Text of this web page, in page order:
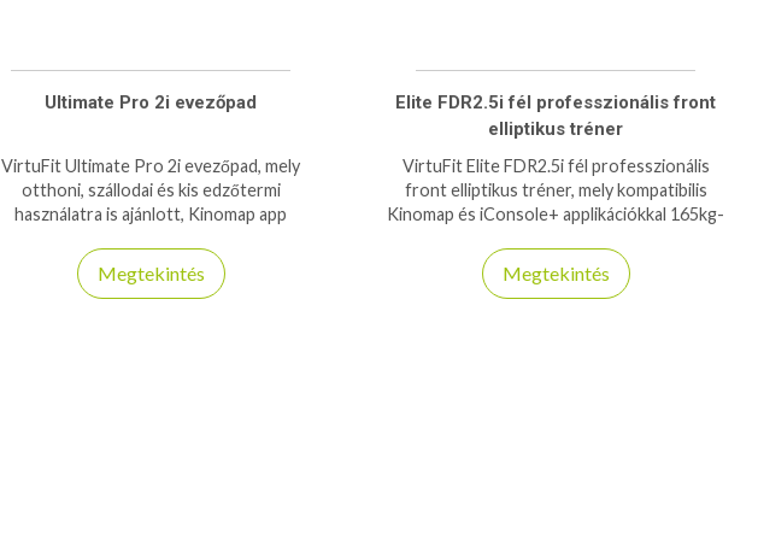
Ultimate Pro 2i evezőpad
VirtuFit Ultimate Pro 2i evezőpad, mely
otthoni, szállodai és kis edzőtermi
használatra is ajánlott, Kinomap app
Megtekintés
Elite FDR2.5i fél professzionális front
elliptikus tréner
VirtuFit Elite FDR2.5i fél professzionális
front elliptikus tréner, mely kompatibilis
Kinomap és iConsole+ applikációkkal 165kg-
Megtekintés